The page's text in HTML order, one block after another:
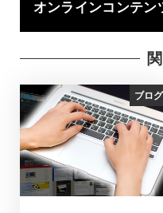
オンラインコンテン
ブログ